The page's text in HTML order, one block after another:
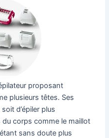
proposant
plusieurs têtes. Ses
d’épiler plus
du corps comme le maillot
étant sans doute plus